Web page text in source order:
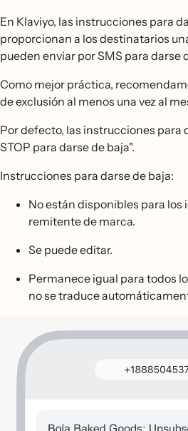
En Klaviyo, las instrucciones para
proporcionan a los destinatarios
pueden enviar por SMS para darse
Como mejor práctica,
de exclusión al menos una vez al
Por defecto, las instrucciones para
STOP para darse de baja".
Instrucciones para darse de baja:
No están disponibles para
remitente de marca.
Se puede editar.
Permanece igual para todos
no se traduce